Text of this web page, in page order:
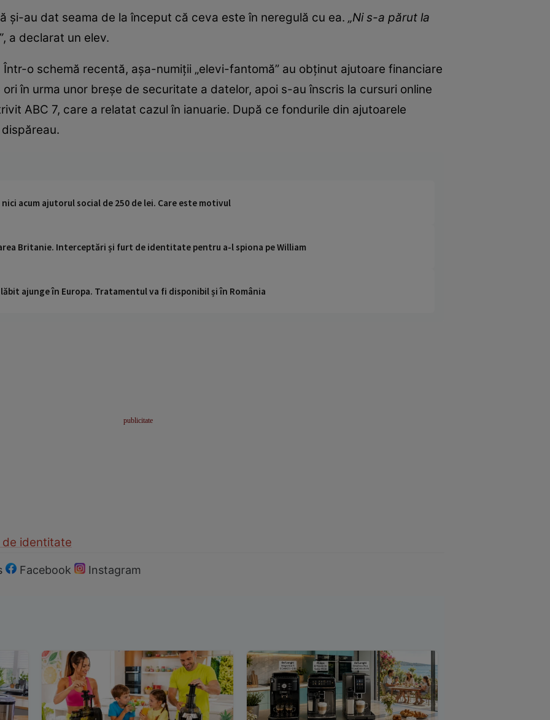
și-au dat seama de la început că ceva este în neregulă cu ea. „Ni s-a părut la
, a declarat un elev.
o schemă recentă, așa-numiții „elevi-fantomă” au obținut ajutoare financiare
în urma unor breșe de securitate a datelor, apoi s-au înscris la cursuri online
ABC 7, care a relatat cazul în ianuarie. După ce fondurile din ajutoarele
acum ajutorul social de 250 de lei. Care este motivul
Britanie. Interceptări și furt de identitate pentru a-l spiona pe William
ajunge în Europa. Tratamentul va fi disponibil și în România
identitate
Facebook Instagram